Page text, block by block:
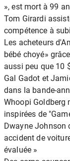
», est mort à 99
Tom Girardi
compétence à
Les acheteurs
bébé choyé»
aussi peu que 10
Gal Gadot et
dans la bande-
Whoopi Goldberg
inspirées de
Dwayne Johnson
accident de
évaluée »